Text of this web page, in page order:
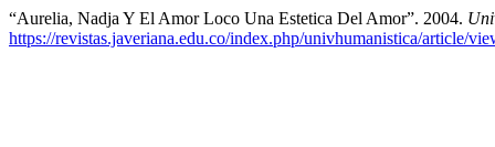
“Aurelia, Nadja Y El Amor Loco Una Estetica Del Amor”. 2004.
https://revistas.javeriana.edu.co/index.php/univhumanistica/article/